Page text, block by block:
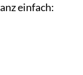
einfach: